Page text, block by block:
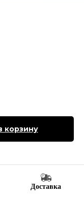
корзину
Доставка